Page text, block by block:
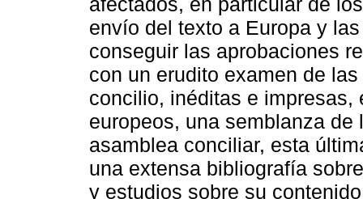
envío del texto a Europa y
conseguir las aprobaciones
con un erudito examen de
concilio, inéditas e
europeos, una semblanza
asamblea conciliar, esta
una extensa bibliografía
y estudios sobre su